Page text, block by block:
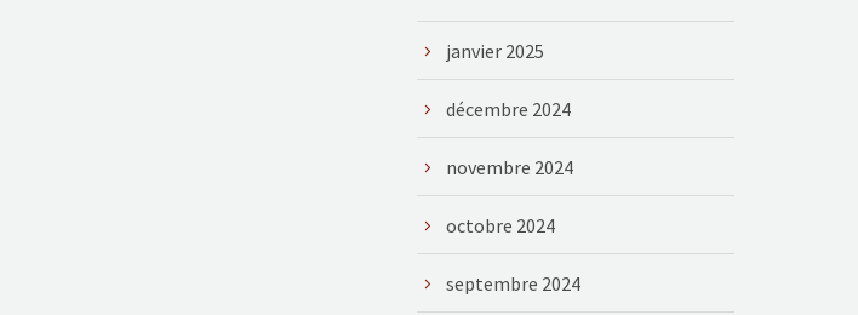
janvier 2025
décembre 2024
novembre 2024
octobre 2024
septembre 2024